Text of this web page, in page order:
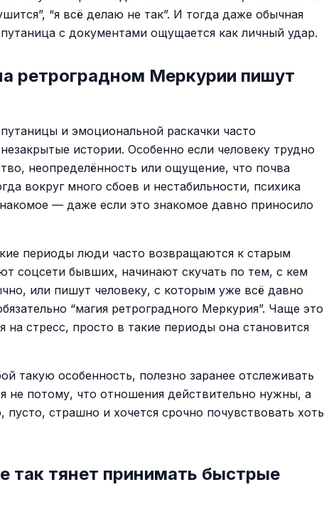
“я всё делаю не так”. И тогда даже обычная
с документами ощущается как личный удар.
ретроградном Меркурии пишут
и эмоциональной раскачки часто
истории. Особенно если человеку трудно
неопределённость или ощущение, что почва
вокруг много сбоев и нестабильности, психика
— даже если это знакомое давно приносило
периоды люди часто возвращаются к старым
соцсети бывших, начинают скучать по тем, с кем
или пишут человеку, с которым уже всё давно
“магия ретроградного Меркурия”. Чаще это
на стресс, просто в такие периоды она становится
такую особенность, полезно заранее отслеживать
не потому, что отношения действительно нужны, а
страшно и хочется срочно почувствовать хоть
так тянет принимать быстрые